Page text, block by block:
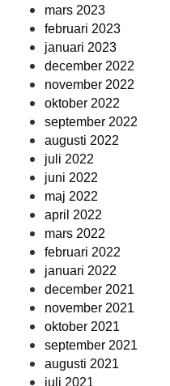
mars 2023
februari 2023
januari 2023
december 2022
november 2022
oktober 2022
september 2022
augusti 2022
juli 2022
juni 2022
maj 2022
april 2022
mars 2022
februari 2022
januari 2022
december 2021
november 2021
oktober 2021
september 2021
augusti 2021
juli 2021